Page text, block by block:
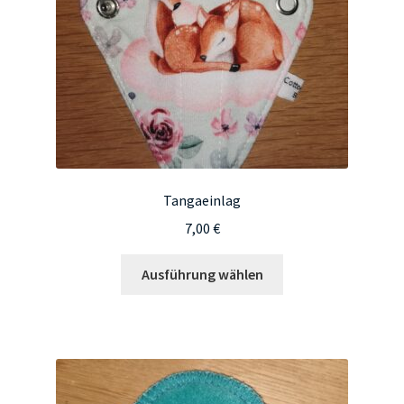
der
Produktseite
gewählt
werden
Tangaeinlag
7,00 €
Ausführung wählen
auf.
Die